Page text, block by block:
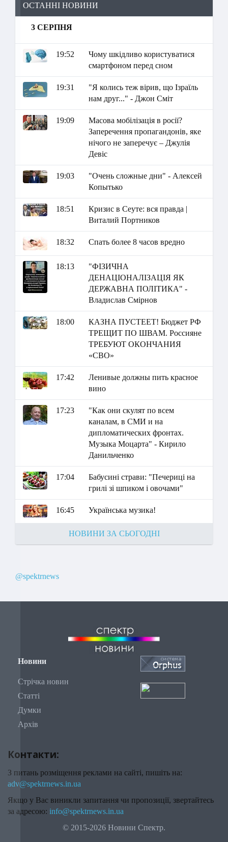
ОСТАННІ НОВИНИ
3 СЕРПНЯ
19:52
Чому шкідливо користуватися
смартфоном перед сном
19:31
"Я колись теж вірив, що Ізраїль
нам друг..." - Джон Сміт
19:09
Масова мобілізація в росії?
Заперечення пропагандонів, яке
нічого не заперечує – Джулія
Девіс
19:03
"Очень сложные дни" - Алексей
Копытько
18:51
Кризис в Сеуте: вся правда |
Виталий Портников
18:32 Спать более 8 часов вредно
18:13
"ФІЗИЧНА
ДЕНАЦІОНАЛІЗАЦІЯ ЯК
ДЕРЖАВНА ПОЛІТИКА" -
Владислав Смірнов
18:00
КАЗНА ПУСТЕЕТ! Бюджет РФ
ТРЕЩИТ ПО ШВАМ. Россияне
ТРЕБУЮТ ОКОНЧАНИЯ
«СВО»
17:42
Ленивые должны пить красное
вино
17:23
"Как они скулят по всем
каналам, в СМИ и на
дипломатических фронтах.
Музыка Моцарта" - Кирило
Данильченко
17:04
Бабусині страви: "Печериці на
грилі зі шпиком і овочами"
16:45 Українська музика!
НОВИНИ ЗА СЬОГОДНІ
@spektrnews
Новини
Стрічка новин
Статті
Думки
Архів
Контакти:
З питань розміщення реклами на сайті, пишіть на:
adv@spektrnews.in.ua
Якщо у Вас виникли запитання чи пропозиції, звертайтесь
за адресою: info@spektrnews.in.ua
© 2015-2026 Новини Спектр.